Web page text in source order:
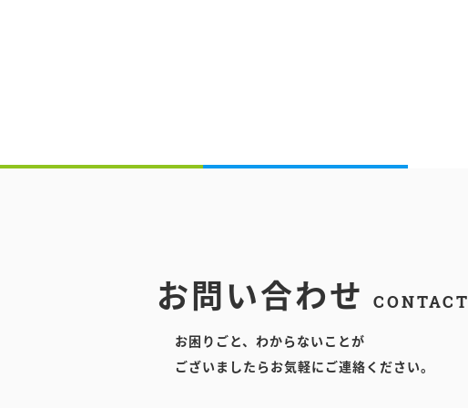
お問い合わせ CONTACT
お困りごと、わからないことが
ございましたらお気軽にご連絡ください。